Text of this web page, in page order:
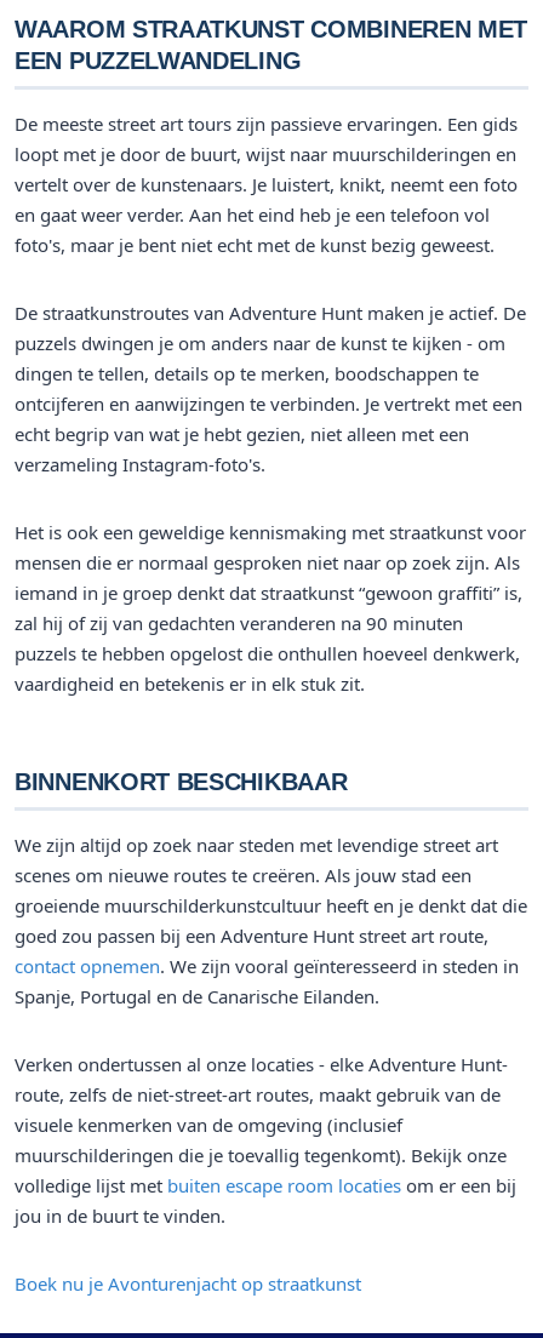
WAAROM STRAATKUNST COMBINEREN MET
EEN PUZZELWANDELING
De meeste street art tours zijn passieve ervaringen. Een gids
loopt met je door de buurt, wijst naar muurschilderingen en
vertelt over de kunstenaars. Je luistert, knikt, neemt een foto
en gaat weer verder. Aan het eind heb je een telefoon vol
foto's, maar je bent niet echt met de kunst bezig geweest.
De straatkunstroutes van Adventure Hunt maken je actief. De
puzzels dwingen je om anders naar de kunst te kijken - om
dingen te tellen, details op te merken, boodschappen te
ontcijferen en aanwijzingen te verbinden. Je vertrekt met een
echt begrip van wat je hebt gezien, niet alleen met een
verzameling Instagram-foto's.
Het is ook een geweldige kennismaking met straatkunst voor
mensen die er normaal gesproken niet naar op zoek zijn. Als
iemand in je groep denkt dat straatkunst “gewoon graffiti” is,
zal hij of zij van gedachten veranderen na 90 minuten
puzzels te hebben opgelost die onthullen hoeveel denkwerk,
vaardigheid en betekenis er in elk stuk zit.
BINNENKORT BESCHIKBAAR
We zijn altijd op zoek naar steden met levendige street art
scenes om nieuwe routes te creëren. Als jouw stad een
groeiende muurschilderkunstcultuur heeft en je denkt dat die
goed zou passen bij een Adventure Hunt street art route,
contact opnemen. We zijn vooral geïnteresseerd in steden in
Spanje, Portugal en de Canarische Eilanden.
Verken ondertussen al onze locaties - elke Adventure Hunt-
route, zelfs de niet-street-art routes, maakt gebruik van de
visuele kenmerken van de omgeving (inclusief
muurschilderingen die je toevallig tegenkomt). Bekijk onze
volledige lijst met buiten escape room locaties om er een bij
jou in de buurt te vinden.
Boek nu je Avonturenjacht op straatkunst